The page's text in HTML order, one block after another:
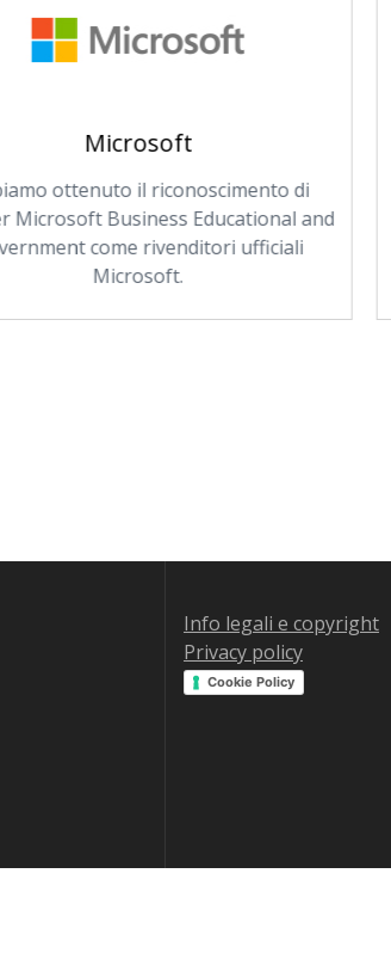
Microsoft
ottenuto il riconoscimento di
Microsoft Business Educational and
come rivenditori ufficiali
Microsoft.
Info legali e copyright
Privacy policy
Cookie Policy